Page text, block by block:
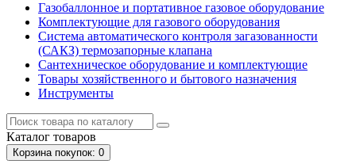
Газобаллонное и портативное газовое оборудование
Комплектующие для газового оборудования
Система автоматического контроля загазованности
(САКЗ) термозапорные клапана
Сантехническое оборудование и комплектующие
Товары хозяйственного и бытового назначения
Инструменты
Каталог товаров
Корзинапокупок: 0